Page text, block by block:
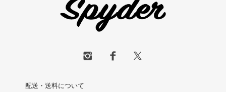
配送・送料について